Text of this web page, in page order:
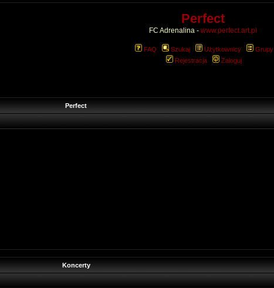
Perfect
FC Adrenalina - www.perfect.art.pl
FAQ Szukaj Użytkownicy
Grupy
Rejestracja
Zaloguj
Perfect
Koncerty